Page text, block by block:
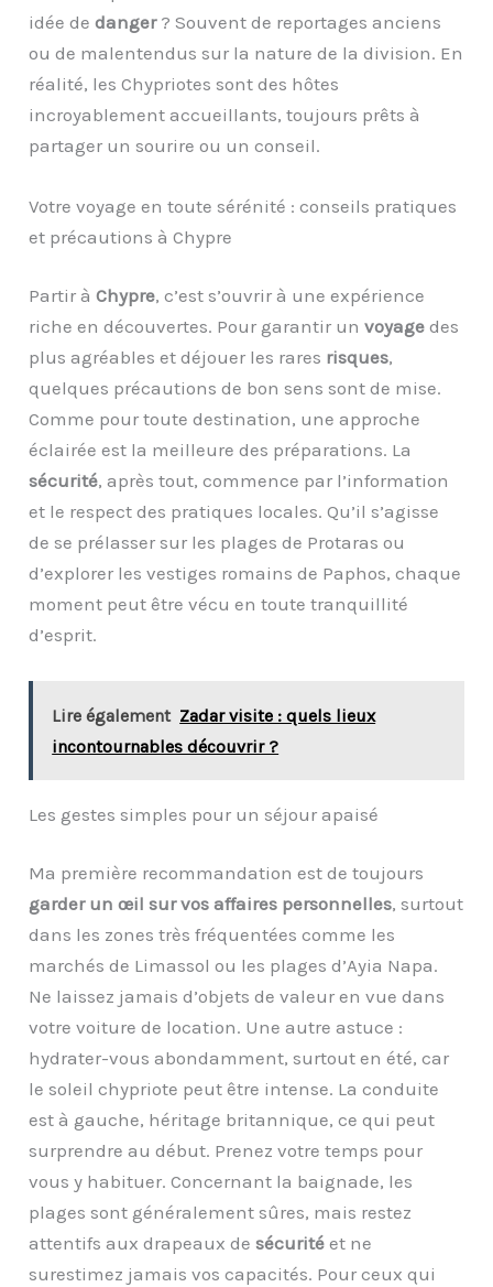
idée dedanger? Souvent de reportages anciens
ou de malentendus sur la nature de la division. En
réalité, les Chypriotes sont des hôtes
incroyablement accueillants, toujours prêts à
partager un sourire ou un conseil.
Votre voyage en toute sérénité : conseils pratiques
et précautions à Chypre
Partir àChypre, c’est s’ouvrir à une expérience
riche en découvertes. Pour garantir unvoyage des
plus agréables et déjouer les rares risques,
quelques précautions de bon sens sont de mise.
Comme pour toute destination, une approche
éclairée est la meilleure des préparations. La
sécurité, après tout, commence par l’information
et le respect des pratiques locales. Qu’il s’agisse
de se prélasser sur les plages de Protaras ou
d’explorer les vestiges romains de Paphos, chaque
moment peut être vécu en toute tranquillité
d’esprit.
Lire également Zadar visite : quels lieux
incontournables découvrir ?
Les gestes simples pour un séjour apaisé
Ma première recommandation est de toujours
garder un œil sur vos affaires personnelles, surtout
dans les zones très fréquentées comme les
marchés de Limassol ou les plages d’Ayia Napa.
Ne laissez jamais d’objets de valeur en vue dans
votre voiture de location. Une autre astuce :
hydrater-vous abondamment, surtout en été, car
le soleil chypriote peut être intense. La conduite
est à gauche, héritage britannique, ce qui peut
surprendre au début. Prenez votre temps pour
vous y habituer. Concernant la baignade, les
plages sont généralement sûres, mais restez
attentifs aux drapeaux desécurité et ne
surestimez jamais vos capacités. Pour ceux qui